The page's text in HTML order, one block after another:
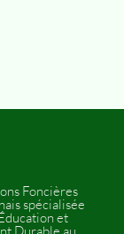
Foncières
spécialisée
et